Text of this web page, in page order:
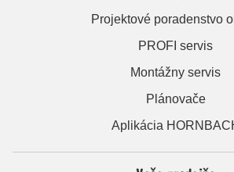
Projektové poradenstvo
PROFI servis
Montážny servis
Plánovače
Aplikácia